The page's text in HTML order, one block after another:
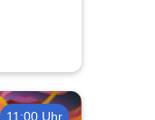
11:00 Uhr